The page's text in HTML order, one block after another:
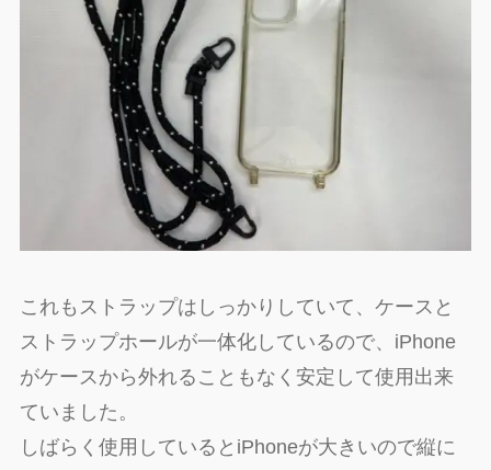
これもストラップはしっかりしていて、ケースと
ストラップホールが一体化しているので、iPhone
がケースから外れることもなく安定して使用出来
ていました。
しばらく使用しているとiPhoneが大きいので縦に